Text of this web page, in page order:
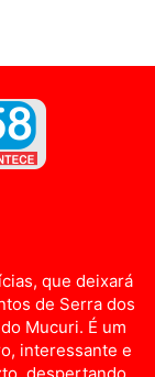
que deixará
de Serra dos
Mucuri. É um
interessante e